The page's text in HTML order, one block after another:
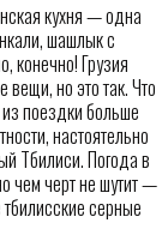
кухня — одна
шашлык с
конечно! Грузия
но это так. Что
поездки больше
настоятельно
Тбилиси. Погода в
чем черт не шутит —
серные